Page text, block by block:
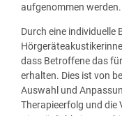
aufgenommen werden.
Durch eine individuelle
dass Betroffene das
erhalten. Dies ist von
Auswahl und
Therapieerfolg und die